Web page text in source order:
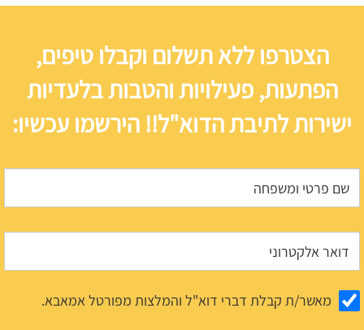
הצטרפו ללא תשלום וקבלו טיפים,
הפתעות, פעילויות והטבות בלעדיות
ישירות לתיבת הדוא"ל!! הירשמו עכשיו:
מאשר/ת קבלת דברי דוא"ל והמלצות מפורטל אמאבא.